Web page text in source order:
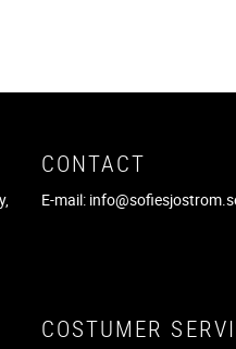
CONTACT
E-mail:
COSTUMER